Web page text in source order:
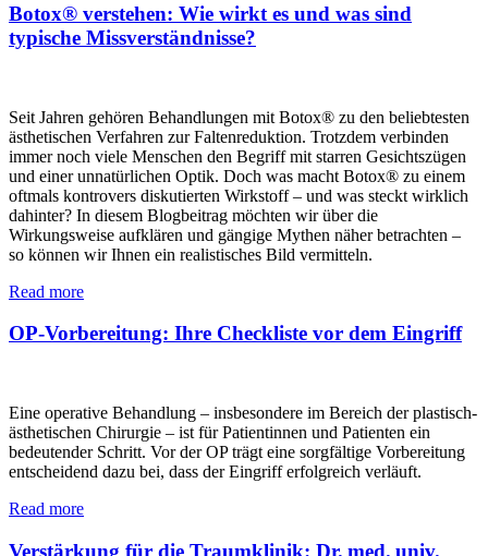
Botox® verstehen: Wie wirkt es und was sind
typische Missverständnisse?
Seit Jahren gehören Behandlungen mit Botox® zu den beliebtesten
ästhetischen Verfahren zur Faltenreduktion. Trotzdem verbinden
immer noch viele Menschen den Begriff mit starren Gesichtszügen
und einer unnatürlichen Optik. Doch was macht Botox® zu einem
oftmals kontrovers diskutierten Wirkstoff – und was steckt wirklich
dahinter? In diesem Blogbeitrag möchten wir über die
Wirkungsweise aufklären und gängige Mythen näher betrachten –
so können wir Ihnen ein realistisches Bild vermitteln.
Read more
OP-Vorbereitung: Ihre Checkliste vor dem Eingriff
Eine operative Behandlung – insbesondere im Bereich der plastisch-
ästhetischen Chirurgie – ist für Patientinnen und Patienten ein
bedeutender Schritt. Vor der OP trägt eine sorgfältige Vorbereitung
entscheidend dazu bei, dass der Eingriff erfolgreich verläuft.
Read more
Verstärkung für die Traumklinik: Dr. med. univ.